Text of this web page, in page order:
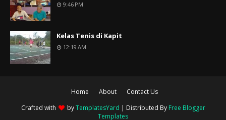
9:46 PM
Kelas Tenis di Kapit
12:19 AM
Home About
Contact Us
Crafted with
byTemplatesYard | Distributed By Free Blogger
Templates